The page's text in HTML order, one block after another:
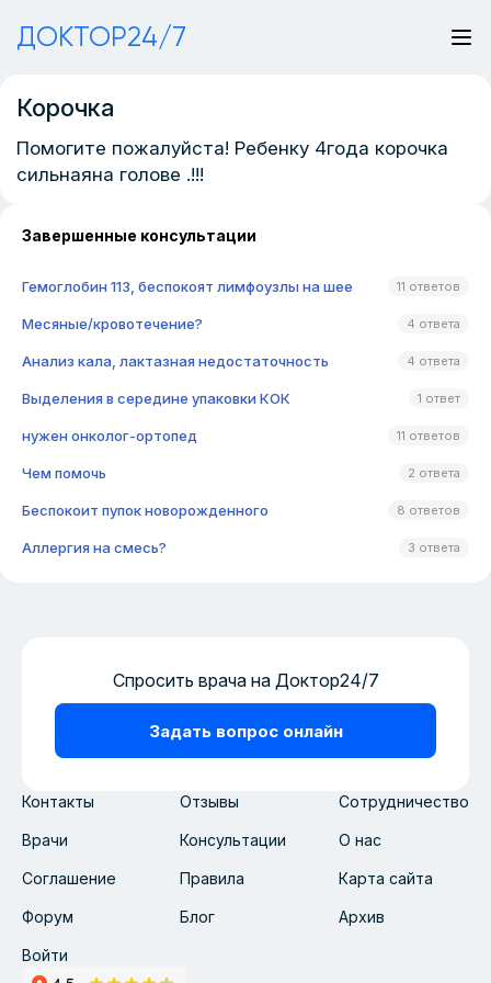
ДОКТОР24/7
Корочка
Помогите пожалуйста! Ребенку 4года корочка
сильнаяна голове .!!!
Завершенные консультации
Гемоглобин 113, беспокоят лимфоузлы на шее 11 ответов
Месяные/кровотечение? 4 ответа
Анализ кала, лактазная недостаточность 4 ответа
Выделения в середине упаковки КОК 1 ответ
нужен онколог-ортопед 11 ответов
Чем помочь 2 ответа
Беспокоит пупок новорожденного 8 ответов
Аллергия на смесь? 3 ответа
Контакты Отзывы Сотрудничество
Врачи Консультации О нас
Соглашение Правила Карта сайта
Форум Блог Архив
Войти
Спросить врача на Доктор24/7
Задать вопрос онлайн